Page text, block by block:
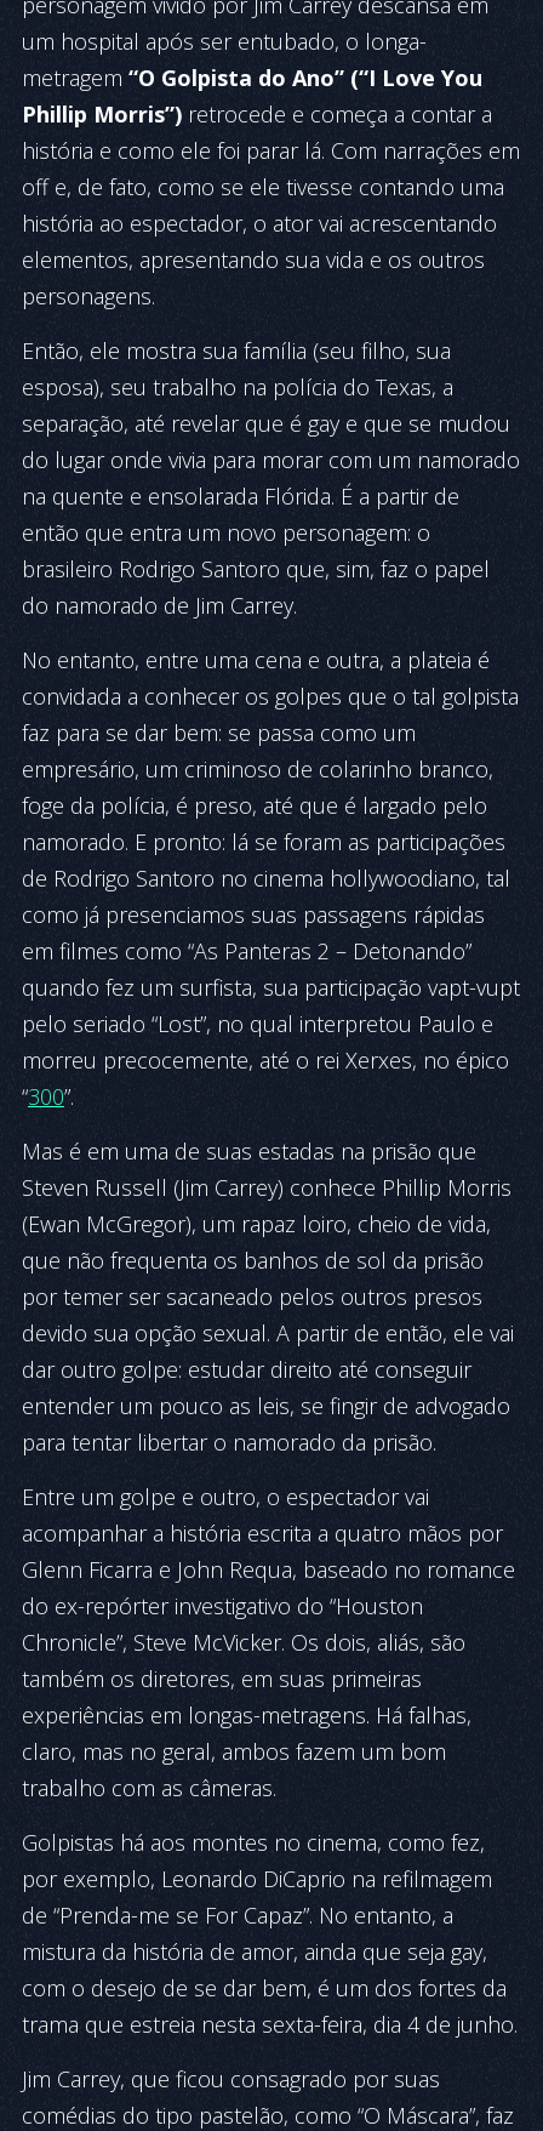
um hospital após ser entubado, o longa-
metragem “O Golpista do Ano” (“I Love You
Phillip Morris”) retrocede e começa a contar a
história e como ele foi parar lá. Com narrações em
off e, de fato, como se ele tivesse contando uma
história ao espectador, o ator vai acrescentando
elementos, apresentando sua vida e os outros
personagens.
Então, ele mostra sua família (seu filho, sua
esposa), seu trabalho na polícia do Texas, a
separação, até revelar que é gay e que se mudou
do lugar onde vivia para morar com um namorado
na quente e ensolarada Flórida. É a partir de
então que entra um novo personagem: o
brasileiro Rodrigo Santoro que, sim, faz o papel
do namorado de Jim Carrey.
No entanto, entre uma cena e outra, a plateia é
convidada a co­nhecer os golpes que o tal golpista
faz para se dar bem: se passa como um
empresário, um criminoso de colarinho branco,
foge da polícia, é preso, até que é largado pelo
namorado. E pronto: lá se foram as participações
de Rodrigo Santoro no cinema hollywoodiano, tal
como já pre­senciamos suas passagens rápidas
em filmes como “As Panteras 2 – Detonando”
quando fez um surfista, sua participaçãovapt-vupt
pelo seriado “Lost”, no qual interpretou Paulo e
morreu precocemente, até o rei Xerxes, no épico
“300”.
Mas é em uma de suas estadas na prisão que
Steven Russell (Jim Carrey) conhece Phillip Morris
(Ewan McGregor), um rapaz loiro, cheio de vida,
que não frequenta os banhos de sol da prisão
por temer ser sacaneado pelos outros presos
devido sua opção sexual. A partir de então, ele vai
dar outro golpe: estudar direito até conseguir
entender um pouco as leis, se fingir de advogado
para tentar li­bertar o namorado da prisão.
Entre um golpe e outro, o espectador vai
acompanhar a história escrita a quatro mãos por
Glenn Ficarra e John Requa, baseado no romance
do ex-repórter investigativo do “Houston
Chronicle”, Steve McVicker. Os dois, aliás, são
também os diretores, em suas primeiras
experiências em longas-metragens. Há falhas,
claro, mas no geral, ambos fazem um bom
trabalho com as câmeras.
Golpistas há aos montes no cine­ma, como fez,
por exemplo, Leonardo DiCaprio na refilmagem
de “Prenda-me se For Capaz”. No entanto, a
mistura da história de amor, ainda que seja gay,
com o desejo de se dar bem, é um dos fortes da
trama que estreia nesta sexta-feira, dia 4 de junho.
Jim Carrey, que ficou consagrado por suas
comédias do tipo pastelão, como “O Máscara”, faz